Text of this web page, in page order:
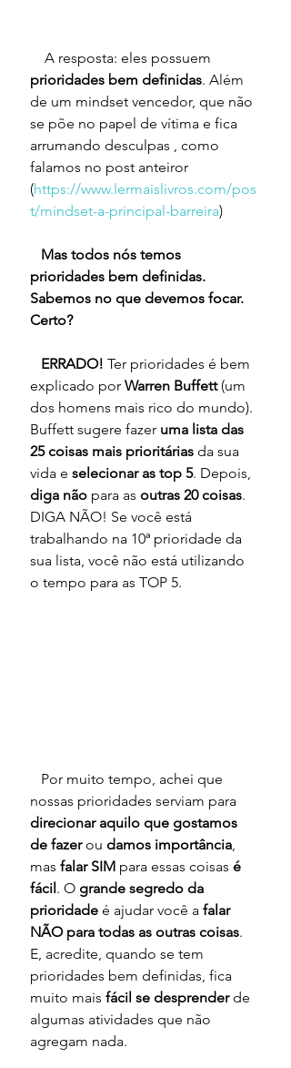
    A resposta: eles possuem
prioridades bem definidas. Além
de um mindset vencedor, que não
se põe no papel de vítima e fica
arrumando desculpas , como
falamos no post anteiror
(https://www.lermaislivros.com/pos
t/mindset-a-principal-barreira)
Mas todos nós temos
prioridades bem definidas.
Sabemos no que devemos focar.
Certo?
   ERRADO!
Ter prioridades é bem
explicado por Warren Buffett (um
dos homens mais rico do mundo).
Buffett sugere fazer uma lista das
25 coisas mais prioritárias da sua
vida e selecionar as top 5. Depois,
diga não para as outras 20 coisas.
DIGA NÃO! Se você está
trabalhando na 10ª prioridade da
sua lista, você não está utilizando
o tempo para as TOP 5.
nossas prioridades serviam para
direcionar aquilo que gostamos
de fazer ou damos importância,
mas falar SIM para essas coisas é
fácil . O grande segredo da
prioridade é ajudar você a falar
NÃO para todas as outras coisas.
E, acredite, quando se tem
prioridades bem definidas, fica
muito mais fácil se desprender de
algumas atividades que não
agregam nada.